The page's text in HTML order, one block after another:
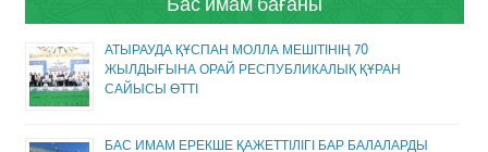
АТЫРАУДА ҚҰСПАН МОЛЛА МЕШІТІНІҢ 70
ЖЫЛДЫҒЫНА ОРАЙ РЕСПУБЛИКАЛЫҚ ҚҰРАН
САЙЫСЫ ӨТТІ
БАС ИМАМ ЕРЕКШЕ ҚАЖЕТТІЛІГІ БАР БАЛАЛАРДЫ